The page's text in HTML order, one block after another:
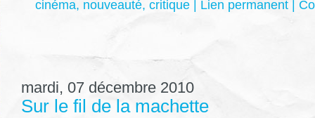
cinéma, nouveauté, critique Lien permanent
mardi, 07 décembre 2010
Sur le fil de la machette